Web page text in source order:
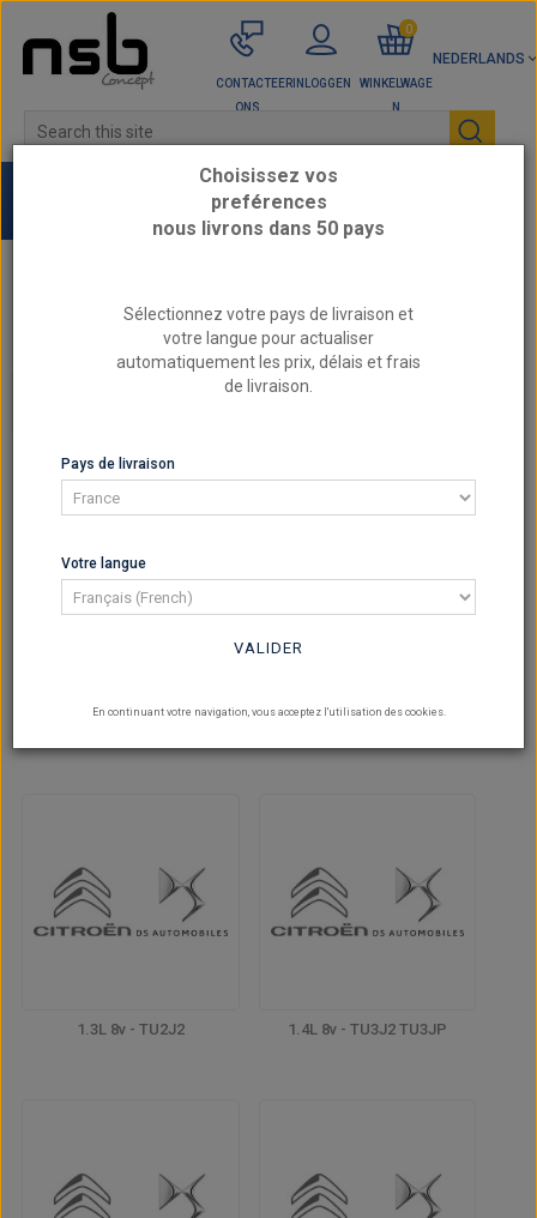
NEDERLANDS
CONTACTEER
ONS
INLOGGEN
WINKELWAGE
N
0
CITROËN / DS - Versterkte motoronderdelen
CITROËN / DS - VERSTERKTE MOTORONDERDELEN
1.3L 8v - TU2J2 1.4L 8v - TU3J2 TU3JP
Choisissez vos
preférences
nous livrons dans 50 pays
Sélectionnez votre pays de livraison et
votre langue pour actualiser
automatiquement les prix, délais et frais
de livraison.
Pays de livraison
Votre langue
VALIDER
En continuant votre navigation, vous acceptez l'utilisation des cookies.